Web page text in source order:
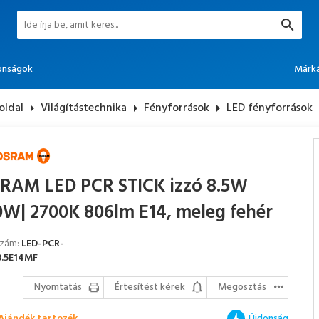
arrow_right Világítástechnika arrow_right Fényforrások arrow_right LED fényforrások
LED PCR STICK izzó 8.5W
2700K 806lm E14, meleg fehér
LED-PCR-
Nyomtatás
Értesítést kérek
Megosztás